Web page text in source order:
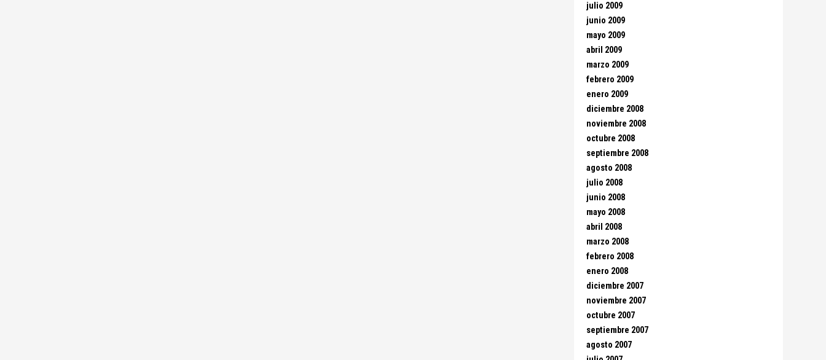
julio 2009
junio 2009
mayo 2009
abril 2009
marzo 2009
febrero 2009
enero 2009
diciembre 2008
noviembre 2008
octubre 2008
septiembre 2008
agosto 2008
julio 2008
junio 2008
mayo 2008
abril 2008
marzo 2008
febrero 2008
enero 2008
diciembre 2007
noviembre 2007
octubre 2007
septiembre 2007
agosto 2007